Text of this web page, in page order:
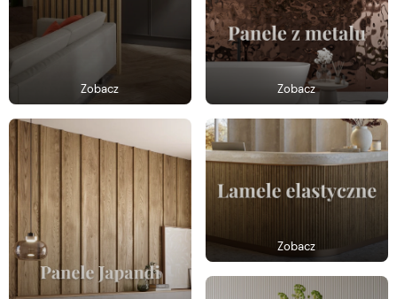
Zobacz Zobacz
Zobacz